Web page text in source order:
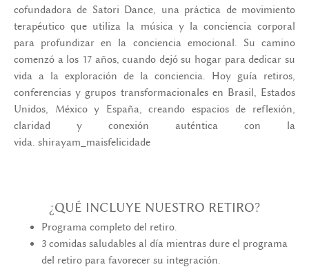
cofundadora de Satori Dance, una práctica de movimiento
terapéutico que utiliza la música y la conciencia corporal
para profundizar en la conciencia emocional. Su camino
comenzó a los 17 años, cuando dejó su hogar para dedicar su
vida a la exploración de la conciencia. Hoy guía retiros,
conferencias y grupos transformacionales en Brasil, Estados
Unidos, México y España, creando espacios de reflexión,
claridad y conexión auténtica con la
vida. shirayam_maisfelicidade
¿QUÉ INCLUYE NUESTRO RETIRO?
Programa completo del retiro.
3 comidas saludables al día mientras dure el programa
del retiro para favorecer su integración.